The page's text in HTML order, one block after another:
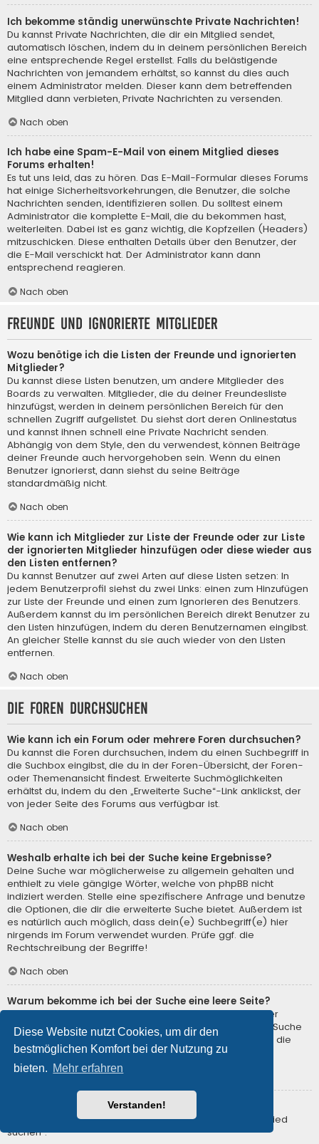
Diese Website nutzt Cookies, um dir den
bestmöglichen Komfort bei der Nutzung zu
bieten. Mehr erfahren
Verstanden!
Ich bekomme ständig unerwünschte Private Nachrichten!
Du kannst Private Nachrichten, die dir ein Mitglied sendet,
automatisch löschen, indem du in deinem persönlichen Bereich
eine entsprechende Regel erstellst. Falls du belästigende
Nachrichten von jemandem erhältst, so kannst du dies auch
einem Administrator melden. Dieser kann dem betreffenden
Mitglied dann verbieten, Private Nachrichten zu versenden.
Nach oben
Ich habe eine Spam-E-Mail von einem Mitglied dieses
Forums erhalten!
Es tut uns leid, das zu hören. Das E-Mail-Formular dieses Forums
hat einige Sicherheitsvorkehrungen, die Benutzer, die solche
Nachrichten senden, identifizieren sollen. Du solltest einem
Administrator die komplette E-Mail, die du bekommen hast,
weiterleiten. Dabei ist es ganz wichtig, die Kopfzeilen (Headers)
mitzuschicken. Diese enthalten Details über den Benutzer, der
die E-Mail verschickt hat. Der Administrator kann dann
entsprechend reagieren.
Nach oben
Freunde und ignorierte Mitglieder
Wozu benötige ich die Listen der Freunde und ignorierten
Mitglieder?
Du kannst diese Listen benutzen, um andere Mitglieder des
Boards zu verwalten. Mitglieder, die du deiner Freundesliste
hinzufügst, werden in deinem persönlichen Bereich für den
schnellen Zugriff aufgelistet. Du siehst dort deren Onlinestatus
und kannst ihnen schnell eine Private Nachricht senden.
Abhängig von dem Style, den du verwendest, können Beiträge
deiner Freunde auch hervorgehoben sein. Wenn du einen
Benutzer ignorierst, dann siehst du seine Beiträge
standardmäßig nicht.
Nach oben
Wie kann ich Mitglieder zur Liste der Freunde oder zur Liste
der ignorierten Mitglieder hinzufügen oder diese wieder aus
den Listen entfernen?
Du kannst Benutzer auf zwei Arten auf diese Listen setzen: In
jedem Benutzerprofil siehst du zwei Links: einen zum Hinzufügen
zur Liste der Freunde und einen zum Ignorieren des Benutzers.
Außerdem kannst du im persönlichen Bereich direkt Benutzer zu
den Listen hinzufügen, indem du deren Benutzernamen eingibst.
An gleicher Stelle kannst du sie auch wieder von den Listen
entfernen.
Nach oben
Die Foren durchsuchen
Wie kann ich ein Forum oder mehrere Foren durchsuchen?
Du kannst die Foren durchsuchen, indem du einen Suchbegriff in
die Suchbox eingibst, die du in der Foren-Übersicht, der Foren-
oder Themenansicht findest. Erweiterte Suchmöglichkeiten
erhältst du, indem du den „Erweiterte Suche“-Link anklickst, der
von jeder Seite des Forums aus verfügbar ist.
Nach oben
Weshalb erhalte ich bei der Suche keine Ergebnisse?
Deine Suche war möglicherweise zu allgemein gehalten und
enthielt zu viele gängige Wörter, welche von phpBB nicht
indiziert werden. Stelle eine spezifischere Anfrage und benutze
die Optionen, die dir die erweiterte Suche bietet. Außerdem ist
es natürlich auch möglich, dass dein(e) Suchbegriff(e) hier
nirgends im Forum verwendet wurden. Prüfe ggf. die
Rechtschreibung der Begriffe!
Nach oben
Warum bekomme ich bei der Suche eine leere Seite?
Deine Suche lieferte zu viele Ergebnisse, somit konnte der
Webserver sie nicht verarbeiten. Benutze die erweiterte Suche
und gib spezifischere Suchbegriffe ein oder beschränke die
Suche auf verschiedene Unterforen.
Nach oben
Wie kann ich nach Mitgliedern suchen?
Gehe zur Mitgliederliste und klicke auf „Nach einem Mitglied
suchen“.